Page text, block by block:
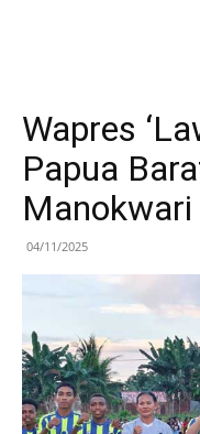
Wapres
Papua
Manokwari
04/11/2025